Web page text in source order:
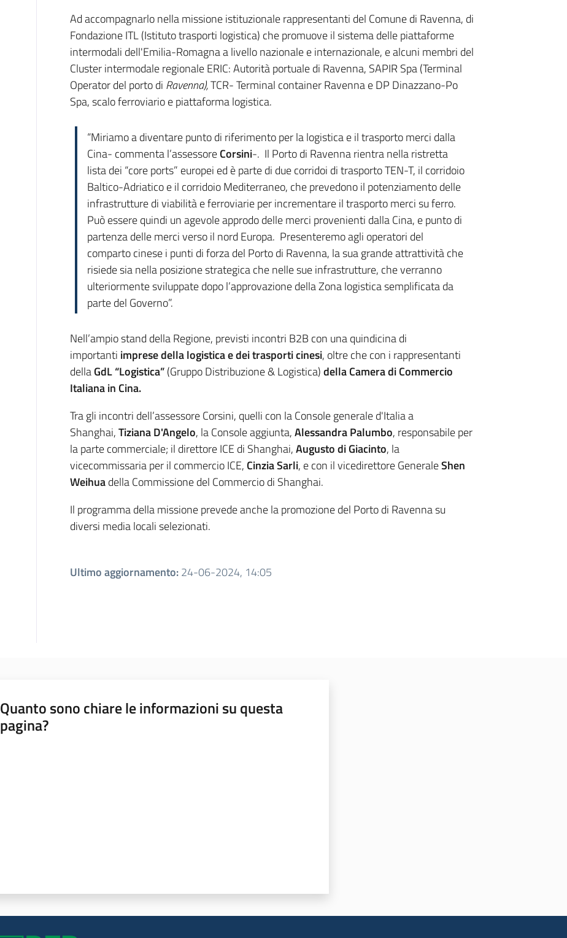
Ad accompagnarlo nella missione istituzionale rappresentanti del Comune di Ravenna, di
Fondazione ITL (Istituto trasporti logistica) che promuove il sistema delle piattaforme
intermodali dell'Emilia-Romagna a livello nazionale e internazionale, e alcuni membri del
Cluster intermodale regionale ERIC: Autorità portuale di Ravenna, SAPIR Spa (Terminal
Operator del porto di Ravenna),TCR- Terminal container Ravenna e DP Dinazzano-Po
Spa, scalo ferroviario e piattaforma logistica.
“Miriamo a diventare punto di riferimento per la logistica e il trasporto merci dalla
Cina- commenta l’assessoreCorsini-. Il Porto di Ravenna rientra nella ristretta
lista dei “core ports” europei ed è parte di due corridoi di trasporto TEN-T, il corridoio
Baltico-Adriatico e il corridoio Mediterraneo, che prevedono il potenziamento delle
infrastrutture di viabilità e ferroviarie per incrementare il trasporto merci su ferro.
Può essere quindi un agevole approdo delle merci provenienti dalla Cina, e punto di
partenza delle merci verso il nord Europa. Presenteremo agli operatori del
comparto cinese i punti di forza del Porto di Ravenna, la sua grande attrattività che
risiede sia nella posizione strategica che nelle sue infrastrutture, che verranno
ulteriormente sviluppate dopo l’approvazione della Zona logistica semplificata da
parte del Governo”.
Nell’ampio stand della Regione, previsti incontri B2B con una quindicina di
importanti imprese della logisticae dei trasporti cinesi, oltre che con i rappresentanti
dellaGdL “Logistica”(Gruppo Distribuzione & Logistica)della Camera di Commercio
Italiana in Cina.
Tra gli incontri dell’assessore Corsini, quelli con la Console generale d'Italia a
Shanghai,Tiziana D'Angelo, la Console aggiunta,Alessandra Palumbo, responsabile per
la parte commerciale; il direttore ICE di Shanghai,Augusto di Giacinto, la
vicecommissaria per il commercio ICE, Cinzia Sarli, e con il vicedirettore GeneraleShen
Weihuadella Commissione del Commercio di Shanghai.
Il programma della missione prevede anche la promozione del Porto di Ravenna su
diversi media locali selezionati.
Ultimo aggiornamento:24-06-2024, 14:05
Quanto sono chiare le informazioni su questa
pagina?